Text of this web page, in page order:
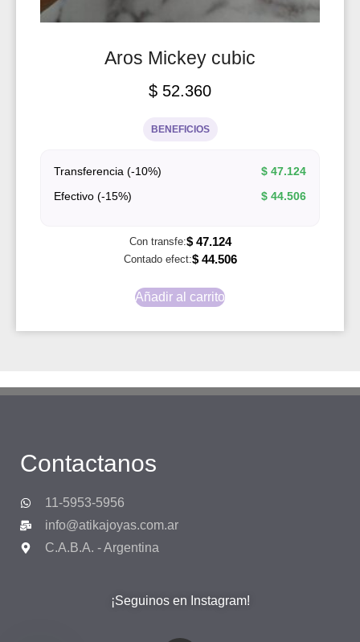
Aros Mickey cubic
$ 52.360
BENEFICIOS
Transferencia (-10%) $ 47.124
Efectivo (-15%)
$ 44.506
Con transfe:$47.124
Contado efect:$44.506
Añadir al carrito
Contactanos
11-5953-5956
info@atikajoyas.com.ar
C.A.B.A. - Argentina
¡Seguinos en Instagram!